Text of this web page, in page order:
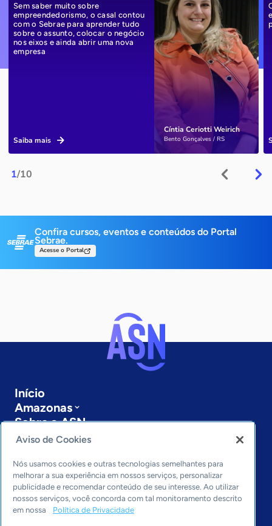
1/10
Cíntia Ceriotti Weirich
Bento Gonçalves / RS
Sem saber muito sobre
empreendedorismo, o casal contou
com o Sebrae para aprender tudo
sobre o assunto, colocar o negócio
nos eixos e ainda abrir uma nova
empresa
Saiba mais
Confira cursos, eventos e conteúdos do Portal
Sebrae.
Acesse o Portal
Início
Amazonas
Sobre a ASN
Últimas notícias
Editorias
Economia & Política
Inovação & Tecnologia
Aviso de Cookies
Nós usamos cookies e outras tecnologias semelhantes para
melhorar a sua experiência em nossos serviços, personalizar
publicidade e recomendar conteúdo de seu interesse. Ao utilizar
nossos serviços, você concorda com tal monitoramento descrito
em nossa
Política de Privacidade